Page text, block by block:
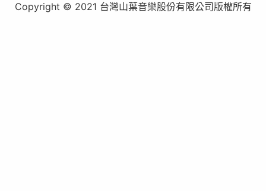
Copyright © 2021 台灣山葉音樂股份有限公司版權所有